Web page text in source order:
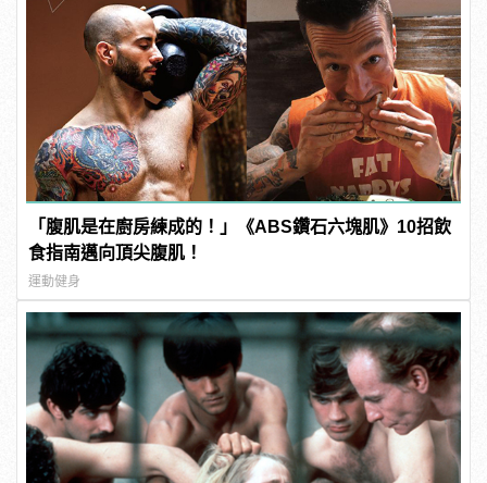
「腹肌是在廚房練成的！」《ABS鑽石六塊肌》10招飲
食指南邁向頂尖腹肌！
運動健身